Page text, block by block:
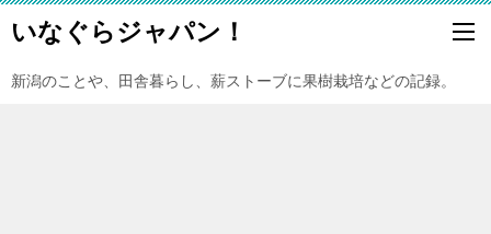
いなぐらジャパン！
新潟のことや、田舎暮らし、薪ストーブに果樹栽培などの記録。